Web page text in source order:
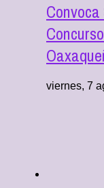
viernes, 7